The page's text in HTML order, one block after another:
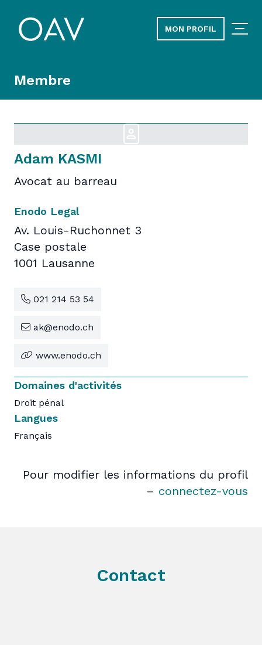
MON PROFIL
Membre
Adam KASMI
Avocat au barreau
Enodo Legal
Av. Louis-Ruchonnet 3
Case postale
1001 Lausanne
021 214 53 54
ak@enodo.ch
www.enodo.ch
Domaines d'activités
Droit pénal
Langues
Français
Pour modifier les informations du profil
– connectez-vous
Contact